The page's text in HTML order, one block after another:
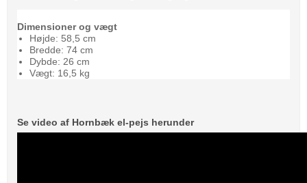
Dimensioner og vægt
Højde: 58,5 cm
Bredde: 74 cm
Dybde: 26 cm
Vægt: 16,5 kg
Se video af Hornbæk el-pejs herunder